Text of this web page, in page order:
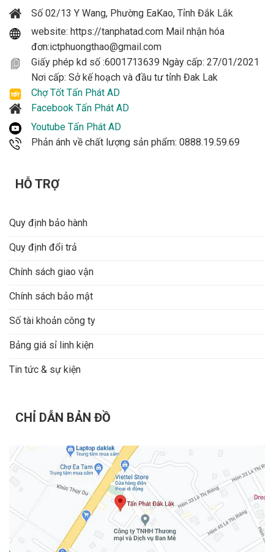
Số 02/13 Y Wang, Phường EaKao, Tỉnh Đắk Lắk
website: https://tanphatad.com Mail nhận hóa
đơn:ictphuongthao@gmail.com
Giấy phép kd số :6001713639 Ngày cấp: 27/01/2021
Nơi cấp: Sở kế hoạch và đầu tư tỉnh Đak Lak
Chợ Tốt Tấn Phát AD
Facebook Tấn Phát AD
Youtube Tấn Phát AD
Phản ánh về chất lượng sản phẩm: 0888.19.59.69
HỖ TRỢ
Quy định bảo hành
Quy định đổi trả
Chính sách giao vận
Chính sách bảo mật
Số tài khoản công ty
Bảng giá sỉ linh kiện
Tin tức & sự kiện
CHỈ DẪN BẢN ĐỒ